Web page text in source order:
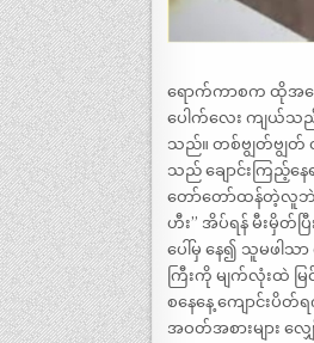
ရောက်ကာစက ထိုအပ
ပေါက်လေး ကျယ်သ
သည်။ တစ်ဗျွတ်ဗျွတ် တ
သည် ချောင်းကြည့်န
တော်တော်ထန်တဲ့လူဘဲ၊
ဟီး” အိပ်ရန် မီးမှိတ်
ပေါ်မှ နေ၍ သူမဖါ
ကြီးကို မျက်လုံးထဲ မ
စနေနေ့ ကျောင်းပိ
အဝတ်အစားများ လ